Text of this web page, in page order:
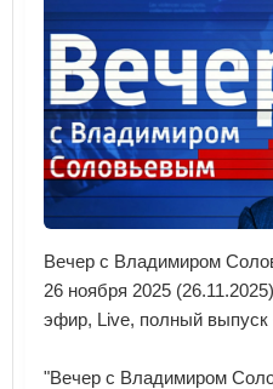
Вечер с Владимиром
26 ноября 2025
эфир, Live, полный выпуск
"Вечер с Владимиром